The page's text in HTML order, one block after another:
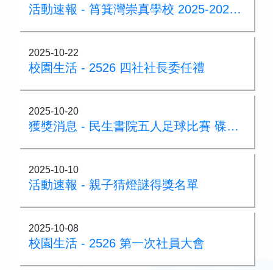
活動速報 - 筲箕灣崇真學校 2025-2026 家長教育課程
2025-10-22
校園生活 - 2526 四社社長委任禮
2025-10-20
獲獎消息 - 民生書院五人足球比賽 碟賽冠軍
2025-10-10
活動速報 - 親子猜燈謎得獎名單
2025-10-08
校園生活 - 2526 第一次社員大會